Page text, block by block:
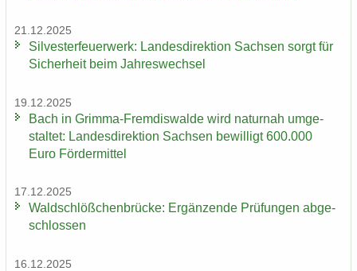
21.12.2025
Sil­ves­ter­feu­er­werk: Lan­des­di­rek­ti­on Sach­sen sorgt für
Si­cher­heit beim Jah­res­wech­sel
19.12.2025
Bach in Grimma-​Fremdiswalde wird na­tur­nah um­ge­
stal­tet: Lan­des­di­rek­ti­on Sach­sen be­wil­ligt 600.000
Euro För­der­mit­tel
17.12.2025
Wald­schlöß­chen­brü­cke: Er­gän­zen­de Prü­fun­gen ab­ge­
schlos­sen
16.12.2025